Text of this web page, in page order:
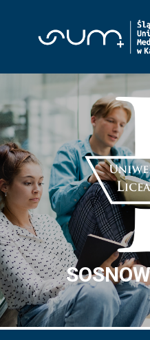
WNM Katowice
WNM Zabrze
WNF Sosnowiec
WNOZ Katowice
WZP Bytom